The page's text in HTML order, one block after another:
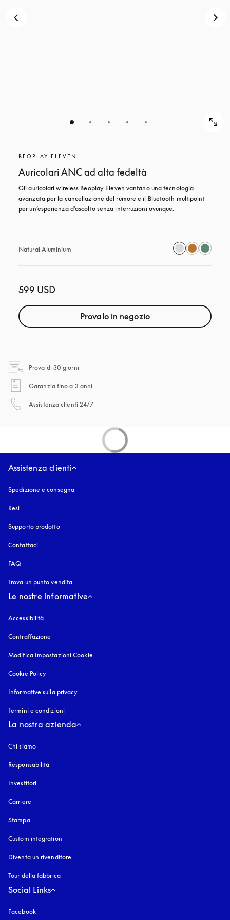
BEOPLAY ELEVEN
Auricolari ANC ad alta fedeltà
Gli auricolari wireless Beoplay Eleven vantano una tecnologia
avanzata per la cancellazione del rumore e il Bluetooth multipoint
per un’esperienza d’ascolto senza interruzioni ovunque.
Natural Aluminium
599 USD
Provalo in negozio
Prova di 30 giornisi apre in una nuova finestra
Garanzia fino a 3 anni
Assistenza clienti 24/7
Assistenza clienti
Spedizione e consegna
Resi
Supporto prodotto
Contattaci
FAQ
Trova un punto vendita
Le nostre informative
Accessibilità
Contraffazione
Modifica Impostazioni Cookie
Cookie Policy
Informative sulla privacy
Termini e condizioni
La nostra azienda
Chi siamo
Responsabilità
Investitori
Carriere
Stampa
Custom integration
Diventa un rivenditore
Tour della fabbrica
Social Links
Facebook